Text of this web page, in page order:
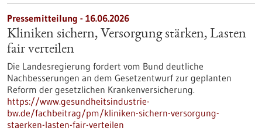
Pressemitteilung - 16.06.2026
Kliniken sichern, Versorgung stärken, Lasten
fair verteilen
Die Landesregierung fordert vom Bund deutliche
Nachbesserungen an dem Gesetzentwurf zur geplanten
Reform der gesetzlichen Krankenversicherung.
https://www.gesundheitsindustrie-
bw.de/fachbeitrag/pm/kliniken-sichern-versorgung-
staerken-lasten-fair-verteilen